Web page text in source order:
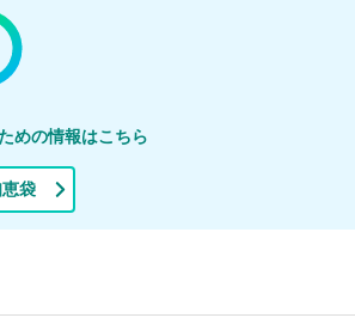
めの情報はこちら
袋